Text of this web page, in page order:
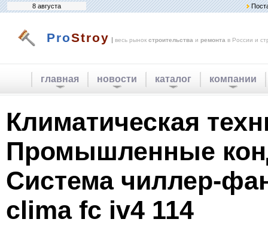
8 августа
ProStroy | весь рынок строительства и ремонта в России и
главная новости каталог компании
Климатическая
Промышленные
Система чиллер-
clima fc iv4 114